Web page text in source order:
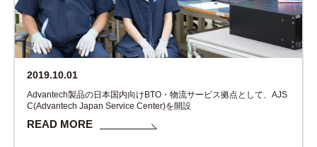
2019.10.01
Advantech製品の日本国内向けBTO・物流サービス拠点として、AJS
C(Advantech Japan Service Center)を開設
READ MORE